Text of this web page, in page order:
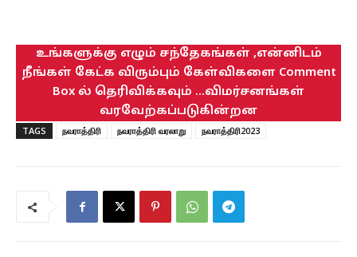
உங்களுக்கு எழும் சந்தேகங்கள் ,என்னிடம்
நீங்கள் கேட்க விரும்பும் கேள்விகளை Comment
Box ல் தெரிவிக்கவும் ...விமர்சனங்கள்
வரவேற்கப்படுகின்றன
TAGS நவராத்திரி நவராத்திரி வரலாறு நவராத்திரி2023